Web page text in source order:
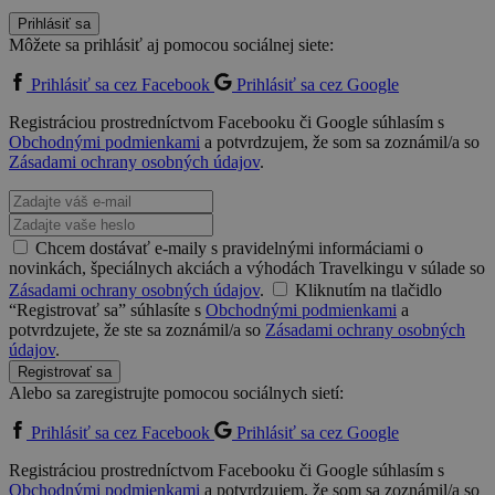
Prihlásiť sa
Môžete sa prihlásiť aj pomocou sociálnej siete:
Prihlásiť sa cez Facebook
Prihlásiť sa cez Google
Registráciou prostredníctvom Facebooku či Google súhlasím s
Obchodnými podmienkami a potvrdzujem, že som sa zoznámil/a so
Zásadami ochrany osobných údajov.
Chcem dostávať e-maily s pravidelnými informáciami o
novinkách, špeciálnych akciách a výhodách Travelkingu v súlade so
Zásadami ochrany osobných údajov.
Kliknutím na tlačidlo
“Registrovať sa” súhlasíte s Obchodnými podmienkami a
potvrdzujete, že ste sa zoznámil/a so Zásadami ochrany osobných
údajov.
Registrovať sa
Alebo sa zaregistrujte pomocou sociálnych sietí:
Prihlásiť sa cez Facebook
Prihlásiť sa cez Google
Registráciou prostredníctvom Facebooku či Google súhlasím s
Obchodnými podmienkami a potvrdzujem, že som sa zoznámil/a so